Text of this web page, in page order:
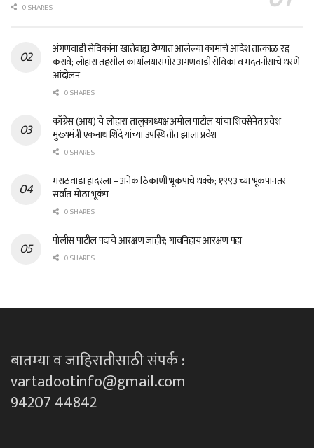
0 SHARES
अंगणवाडी सेविकांना खातेबाह्य देण्यात आलेल्या कामांचे आदेश तात्काळ रद्द
करावे; लोहारा तहसील कार्यालयासमोर अंगणवाडी सेविका व मदतनीसांचे धरणे
आंदोलन
0 SHARES
काँग्रेस (आय) चे लोहारा तालुकाध्यक्ष अमोल पाटील यांचा शिवसेनेत प्रवेश –
मुख्यमंत्री एकनाथ शिंदे यांच्या उपस्थितीत झाला प्रवेश
0 SHARES
मराठवाडा हादरला – अनेक ठिकाणी भूकंपाचे धक्के; १९९३ च्या भूकंपानंतर
सर्वात मोठा भूकंप
0 SHARES
पोलीस पाटील पदाचे आरक्षण जाहीर; गावनिहाय आरक्षण पहा
0 SHARES
बातम्या व जाहिरातीसाठी संपर्क :
vartadootinfo@gmail.com
94207 44842